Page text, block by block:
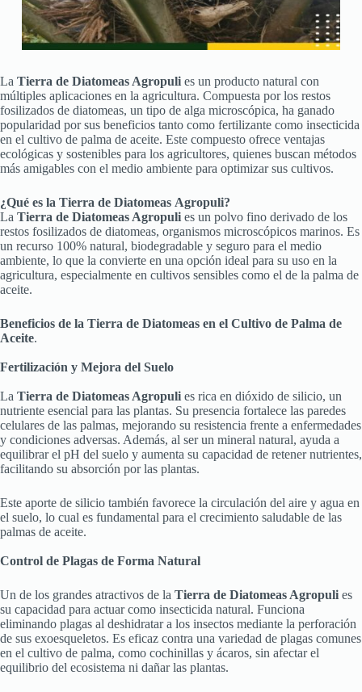
La Tierra de Diatomeas Agropuli es un producto natural con
múltiples aplicaciones en la agricultura. Compuesta por los restos
fosilizados de diatomeas, un tipo de alga microscópica, ha ganado
popularidad por sus beneficios tanto como fertilizante como insecticida
en el cultivo de palma de aceite. Este compuesto ofrece ventajas
ecológicas y sostenibles para los agricultores, quienes buscan métodos
más amigables con el medio ambiente para optimizar sus cultivos.
¿Qué es la Tierra de Diatomeas Agropuli?
La Tierra de Diatomeas Agropuli es un polvo fino derivado de los
restos fosilizados de diatomeas, organismos microscópicos marinos. Es
un recurso 100% natural, biodegradable y seguro para el medio
ambiente, lo que la convierte en una opción ideal para su uso en la
agricultura, especialmente en cultivos sensibles como el de la palma de
aceite.
Beneficios de la Tierra de Diatomeas en el Cultivo de Palma de
Aceite.
Fertilización y Mejora del Suelo
La Tierra de Diatomeas Agropuli es rica en dióxido de silicio, un
nutriente esencial para las plantas. Su presencia fortalece las paredes
celulares de las palmas, mejorando su resistencia frente a enfermedades
y condiciones adversas. Además, al ser un mineral natural, ayuda a
equilibrar el pH del suelo y aumenta su capacidad de retener nutrientes,
facilitando su absorción por las plantas.
Este aporte de silicio también favorece la circulación del aire y agua en
el suelo, lo cual es fundamental para el crecimiento saludable de las
palmas de aceite.
Control de Plagas de Forma Natural
Un de los grandes atractivos de la Tierra de Diatomeas Agropuli es
su capacidad para actuar como insecticida natural. Funciona
eliminando plagas al deshidratar a los insectos mediante la perforación
de sus exoesqueletos. Es eficaz contra una variedad de plagas comunes
en el cultivo de palma, como cochinillas y ácaros, sin afectar el
equilibrio del ecosistema ni dañar las plantas.